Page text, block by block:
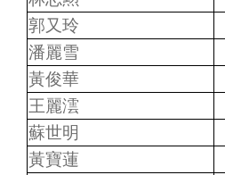
郭又玲
潘麗雪
黃俊華
王麗澐
蘇世明
黃寶蓮